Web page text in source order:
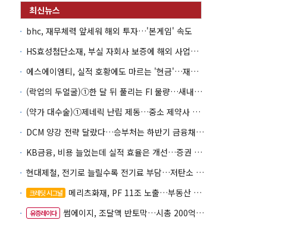
bhc, 재무체력 앞세워 해외 투자…'본게임' 속도
HS효성첨단소재, 부실 자회사 보증에 해외 사업까지…부담 '가중'
에스에이엠티, 실적 호황에도 마르는 '현금'…재고·달러빚 부담 확대
(락업의 두얼굴)①한 달 뒤 풀리는 FI 물량…새내기주 오버행 경계
(약가 대수술)①제네릭 난립 제동…중소 제약사 수익성 비상
DCM 양강 전략 달랐다…승부처는 하반기 금융채 빅딜
KB금융, 비용 늘었는데 실적 효율은 개선…증권 호황 효과
현대제철, 전기로 늘릴수록 전기료 부담…저탄소 전환의 역설
크레딧 시그널 메리츠화재, PF 11조 노출…부동산 사업성 저하 우려
유증레이다 썸에이지, 조달액 반토막…시총 200억 못 넘으면 철회